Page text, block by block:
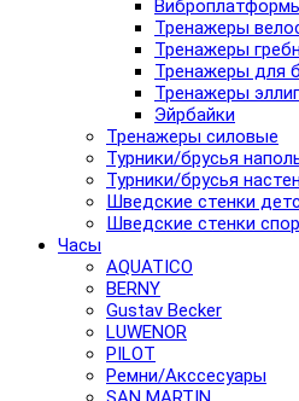
Тренажеры
Тренажеры
Тренажеры для
Тренажеры
Эйрбайки
Тренажеры силовые
Турники/брусья
Турники/брусья
Шведские стенки
Шведские стенки
Часы
AQUATICO
BERNY
Gustav Becker
LUWENOR
PILOT
Pемни/Акссесуары